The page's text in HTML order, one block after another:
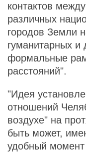
контактов
различных
городов Земли
гуманитарных
формальные
расстояний".
"Идея
отношений
воздухе" на
быть может,
удобный